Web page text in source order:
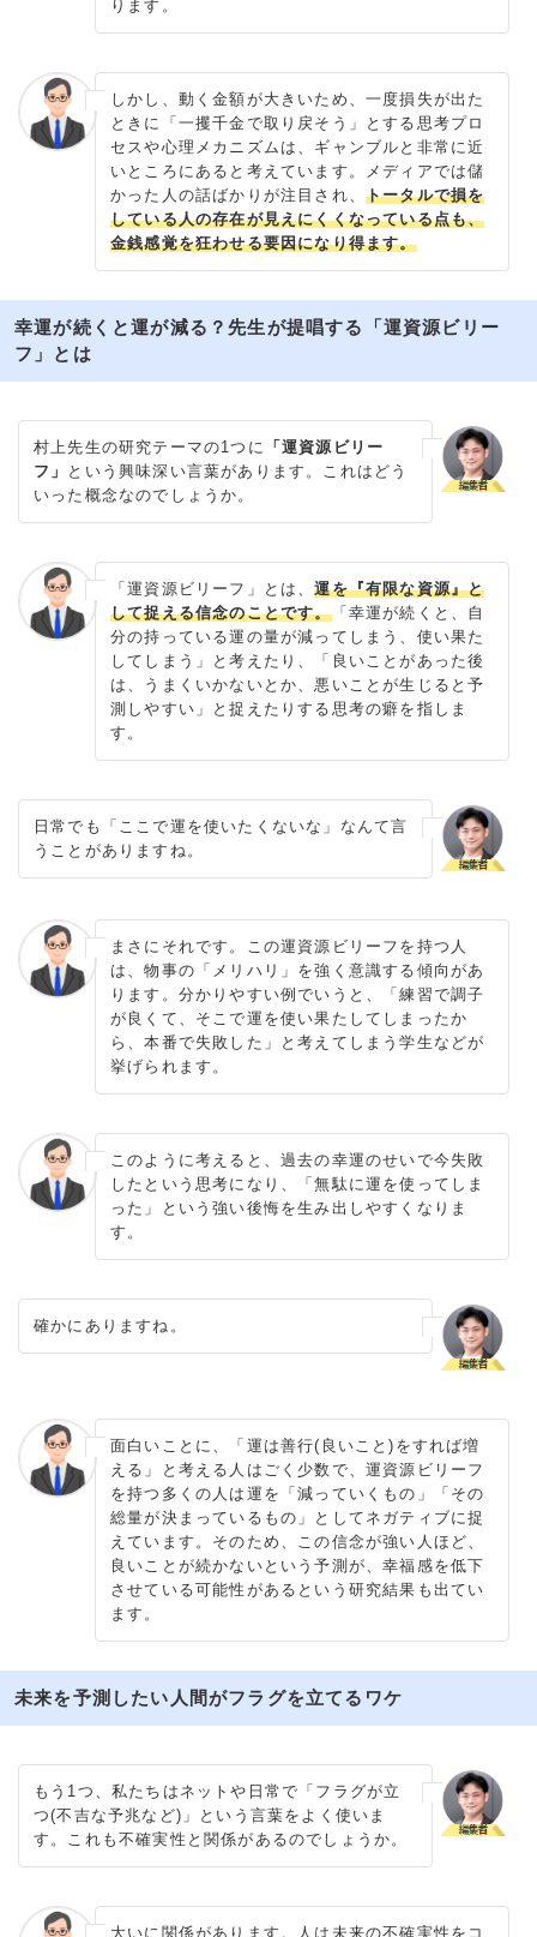
ります。
しかし、動く金額が大きいため、一度損失が出た
ときに「一攫千金で取り戻そう」とする思考プロ
セスや心理メカニズムは、ギャンブルと非常に近
いところにあると考えています。メディアでは儲
かった人の話ばかりが注目され、 トータルで損を
している人の存在が見えにくくなっている点も、
金銭感覚を狂わせる要因になり得ます。
幸運が続くと運が減る？先生が提唱する「運資源ビリー
フ」とは
村上先生の研究テーマの1つに 「運資源ビリー
フ」
という興味深い言葉があります。これはどう
いった概念なのでしょうか。
「運資源ビリーフ」とは、運を『有限な資源』と
して捉える信念のことです。「幸運が続くと、自
分の持っている運の量が減ってしまう、使い果た
してしまう」と考えたり、「良いことがあった後
は、うまくいかないとか、悪いことが生じると予
測しやすい」と捉えたりする思考の癖を指しま
す。
日常でも「ここで運を使いたくないな」なんて言
うことがありますね。
まさにそれです。この運資源ビリーフを持つ人
は、物事の「メリハリ」を強く意識する傾向があ
ります。分かりやすい例でいうと、「練習で調子
が良くて、そこで運を使い果たしてしまったか
ら、本番で失敗した」と考えてしまう学生などが
挙げられます。
このように考えると、過去の幸運のせいで今失敗
したという思考になり、「無駄に運を使ってしま
った」という強い後悔を生み出しやすくなりま
す。
確かにありますね。
面白いことに、「運は善行(良いこと)をすれば増
える」と考える人はごく少数で、運資源ビリーフ
を持つ多くの人は運を「減っていくもの」「その
総量が決まっているもの」としてネガティブに捉
えています。そのため、この信念が強い人ほど、
良いことが続かないという予測が、幸福感を低下
させている可能性があるという研究結果も出てい
ます。
未来を予測したい人間がフラグを立てるワケ
もう1つ、私たちはネットや日常で「フラグが立
つ(不吉な予兆など)」という言葉をよく使いま
す。これも不確実性と関係があるのでしょうか。
大いに関係があります。人は未来の不確実性をコ